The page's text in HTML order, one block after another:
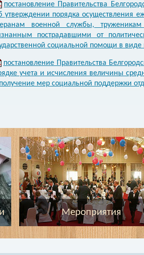
постановление Правительства
утверждении порядка осуществления
военной службы,
пострадавшими от
социальной помощи в
постановление Правительства
учета и исчисления величины
мер социальной поддержки
Мероприятия